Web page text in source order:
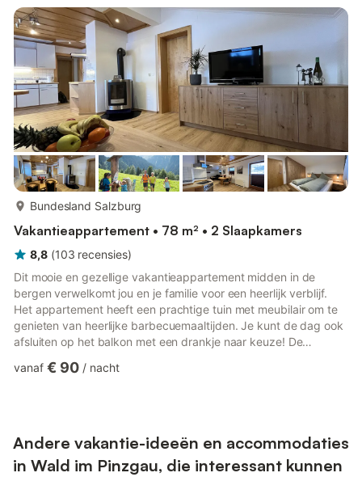
heeft tevens een balkon en toegang tot de gemeenschappelijke
voorzieningen. Zo kunt u bijvoorbeeld een voetbalwedstrijd
kijken in de Sk...
Bundesland Salzburg
Vakantieappartement • 78 m² • 2 Slaapkamers
8,8 (103 recensies)
Dit mooie en gezellige vakantieappartement midden in de
bergen verwelkomt jou en je familie voor een heerlijk verblijf.
Het appartement heeft een prachtige tuin met meubilair om te
genieten van heerlijke barbecuemaaltijden. Je kunt de dag ook
afsluiten op het balkon met een drankje naar keuze! De
een ontspannen vakantie. Maak wandelingen en excursies naar
vanaf € 90 / nacht
Andere vakantie-ideeën en accommodaties
in Wald im Pinzgau, die interessant kunnen